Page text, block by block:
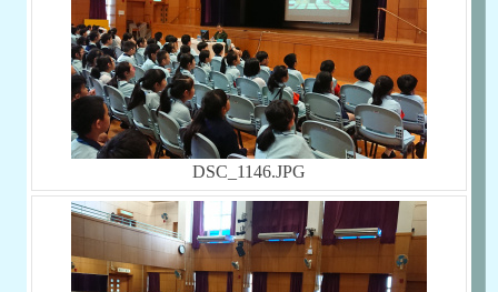
DSC_1146.JPG